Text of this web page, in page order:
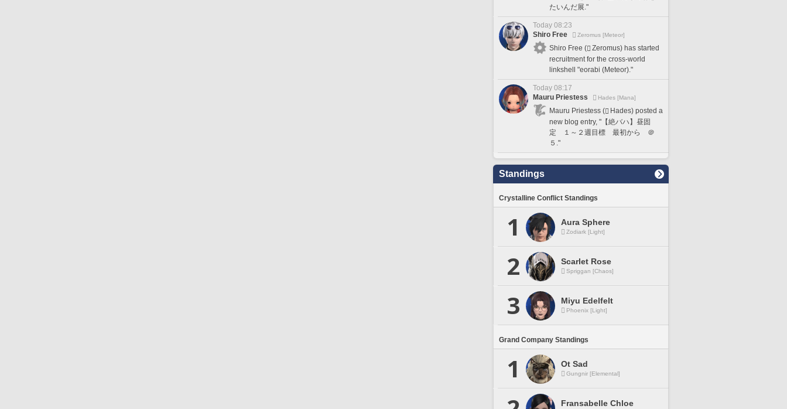
たいんだ展."
Today 08:23
Shiro Free
Zeromus [Meteor]
Shiro Free (
Zeromus) has started
recruitment for the cross-world
linkshell "eorabi (Meteor)."
Today 08:17
Mauru Priestess
Hades [Mana]
Mauru Priestess (
Hades) posted a
new blog entry, "【絶バハ】昼固
定 １～２週目標 最初から ＠
５."
Standings
Crystalline Conflict Standings
1 Aura Sphere
Zodiark [Light]
2 Scarlet Rose
Spriggan [Chaos]
3 Miyu Edelfelt
Phoenix [Light]
Grand Company Standings
1 Ot Sad
Gungnir [Elemental]
Fransabelle Chloe